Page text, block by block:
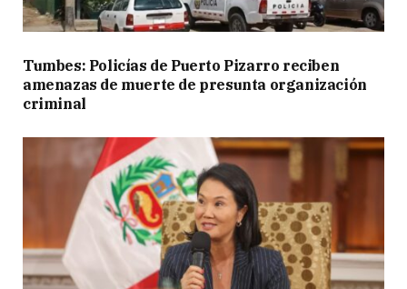
Tumbes: Policías de Puerto Pizarro reciben
amenazas de muerte de presunta organización
criminal